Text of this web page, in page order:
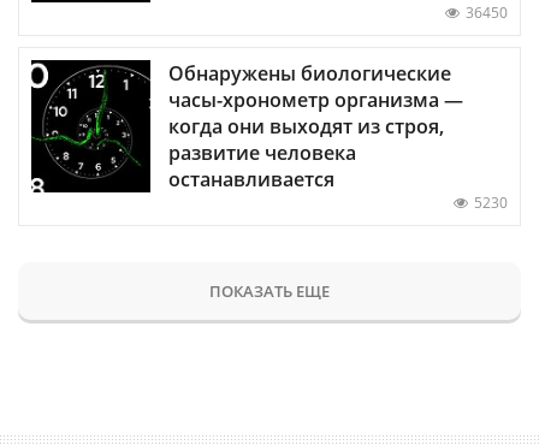
36450
Обнаружены биологические
часы-хронометр организма —
когда они выходят из строя,
развитие человека
останавливается
5230
ПОКАЗАТЬ ЕЩЕ